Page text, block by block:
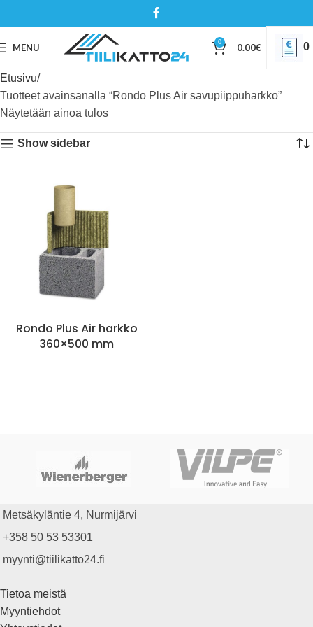
MENU 0 0.00€ 0
Etusivu
Tuotteet avainsanalla “Rondo Plus Air savupiippuharkko”
Näytetään ainoa tulos
Show sidebar
Rondo Plus Air harkko
360×500 mm
Metsäkyläntie 4, Nurmijärvi
+358 50 53 53301
myynti@tiilikatto24.fi
Tietoa meistä
Myyntiehdot